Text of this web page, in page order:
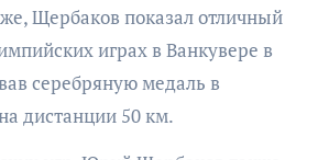
Щербаков показал отличный
играх в Ванкувере в
серебряную медаль в
дистанции 50 км.